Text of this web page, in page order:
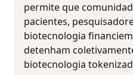
permite que
pacientes,
biotecnologia
detenham
biotecnologia